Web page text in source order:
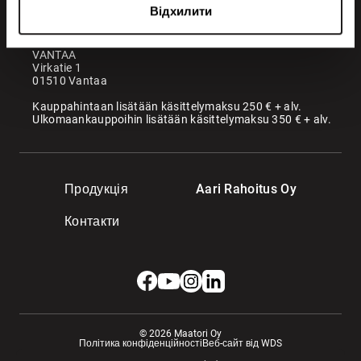
Відхилити
Продукція Aari Rahoitus Oy
Контакти
VANTAA
Virkatie 1
01510 Vantaa
Kauppahintaan lisätään käsittelymaksu 250 € + alv.
Ulkomaankauppoihin lisätään käsittelymaksu 350 € + alv.
© 2026 Maatori Oy
Політика конфіденційностіВеб-сайт від WDS